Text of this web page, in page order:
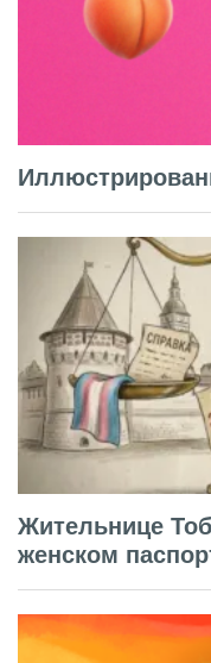
Жительнице
женском